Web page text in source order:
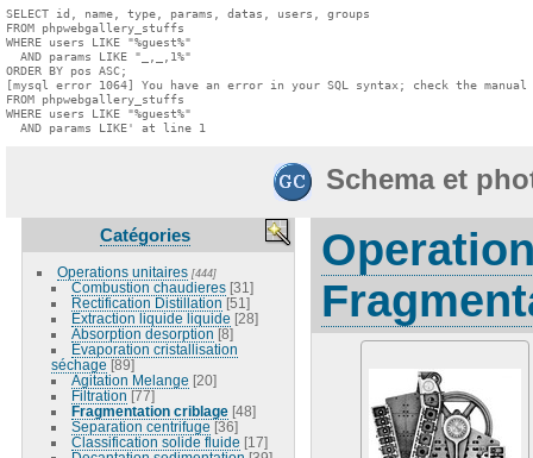
SELECT id, name, type, params, datas, users, groups
FROM phpwebgallery_stuffs
WHERE users LIKE "%guest%"
  AND params LIKE "_,_,1%"
ORDER BY pos ASC;
[mysql error 1064] You have an error in your SQL syntax; check the
FROM phpwebgallery_stuffs
WHERE users LIKE "%guest%"
  AND params LIKE' at line 1
Schema et
Catégories
Operations unitaires [444]
Combustion chaudieres [31]
Rectification Distillation [51]
Extraction liquide liquide [28]
Absorption desorption [8]
Evaporation cristallisation
séchage [89]
Agitation Melange [20]
Filtration [77]
Fragmentation criblage [48]
Separation centrifuge [36]
Classification solide fluide [17]